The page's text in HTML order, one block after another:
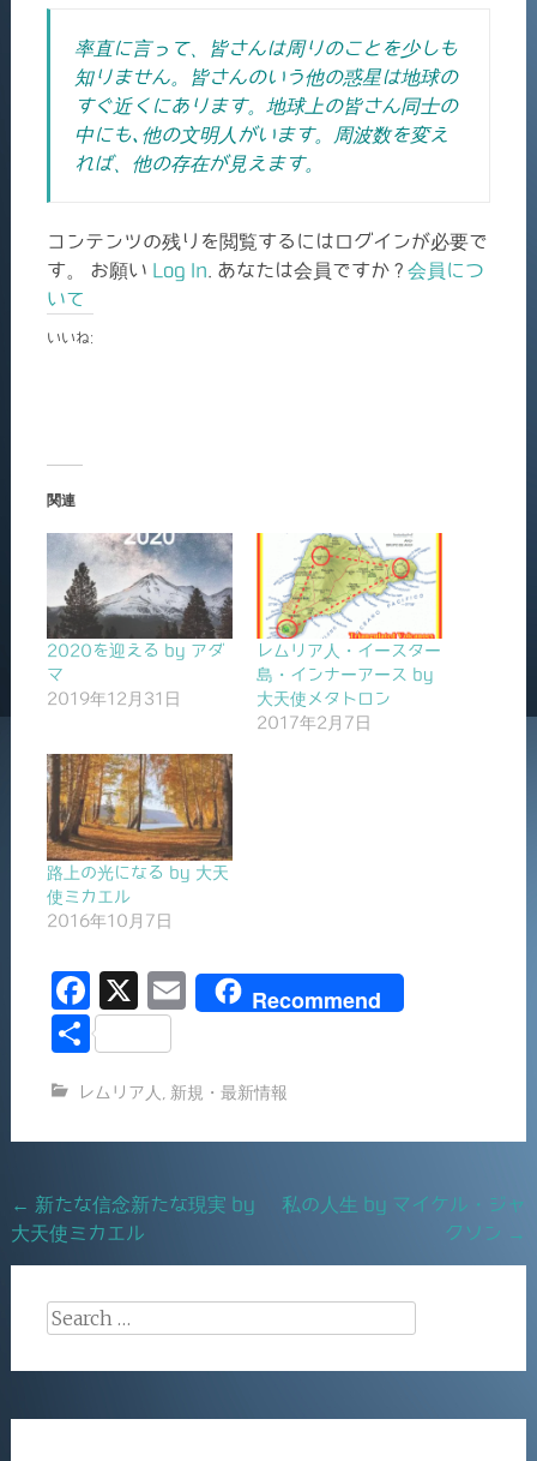
率直に言って、皆さんは周りのことを少しも
知りません。皆さんのいう他の惑星は地球の
すぐ近くにあります。地球上の皆さん同士の
中にも､他の文明人がいます。周波数を変え
れば、他の存在が見えます。
コンテンツの残りを閲覧するにはログインが必要で
す。 お願い Log In . あなたは会員ですか ? 会員につ
いて
いいね:
関連
2020を迎える by アダ
マ
2019年12月31日
レムリア人・イースター
島・インナーアース by
大天使メタトロン
2017年2月7日
路上の光になる by 大天
使ミカエル
2016年10月7日
F
a
e
b
o
k
X
E
l
Recommend
共
レムリア人 新規・最新情報
Post
navigation
← 新たな信念新たな現実 by
大天使ミカエル
私の人生 by マイケル・ジャ
クソン →
Search